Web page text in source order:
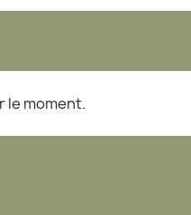
le moment.